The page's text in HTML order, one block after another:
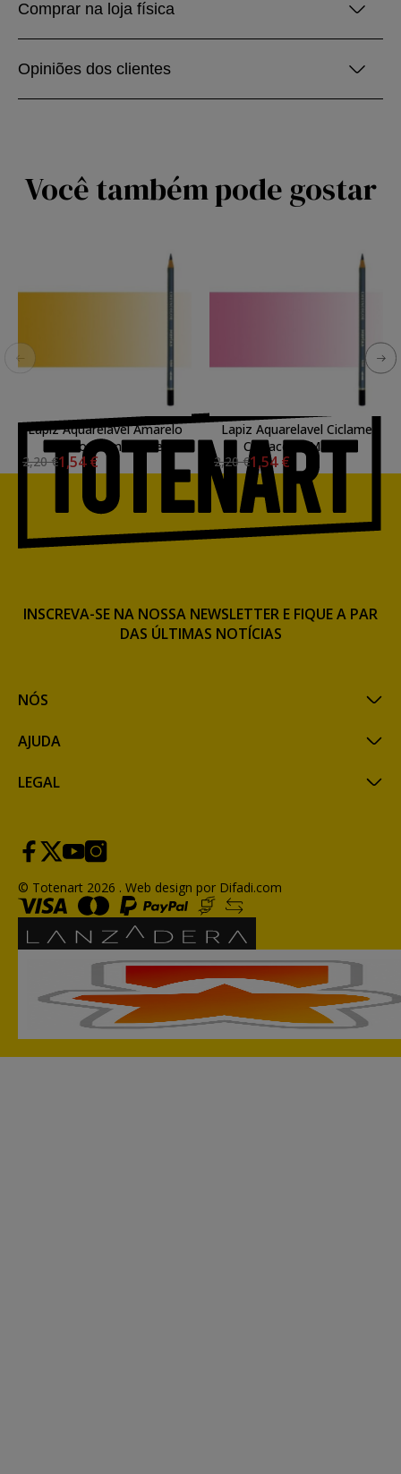
Comprar na loja física
Opiniões dos clientes
Você também pode gostar
Lapiz Aquarelavel Amarelo
Escuro Permanente
Cretacolor Marino
2,20 €1,54 €
Lapiz Aquarelavel Ciclame
Cretacolor Marino
2,20 €1,54 €
NÓS
AJUDA
LEGAL
INSCREVA-SE NA NOSSA NEWSLETTER E FIQUE A PAR
DAS ÚLTIMAS NOTÍCIAS
© Totenart 2026 . Web design por Difadi.com